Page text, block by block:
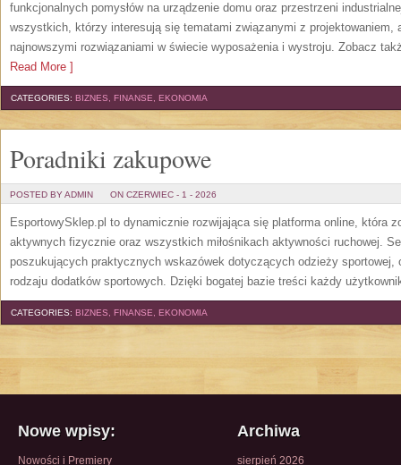
funkcjonalnych pomysłów na urządzenie domu oraz przestrzeni
wszystkich, którzy interesują się tematami związanymi z projektowaniem,
najnowszymi rozwiązaniami w świecie wyposażenia i wystroju. Zobacz
Read More ]
CATEGORIES: BIZNES, FINANSE, EKONOMIA
Poradniki zakupowe
POSTED BY ADMIN ON CZERWIEC - 1 - 2026
EsportowySklep.pl to dynamicznie rozwijająca się platforma online, która
aktywnych fizycznie oraz wszystkich miłośnikach aktywności ruchowej.
poszukujących praktycznych wskazówek dotyczących odzieży sportowej,
rodzaju dodatków sportowych. Dzięki bogatej bazie treści każdy
CATEGORIES: BIZNES, FINANSE, EKONOMIA
Nowe wpisy:
Nowości i Premiery
Archiwa
sierpień 2026